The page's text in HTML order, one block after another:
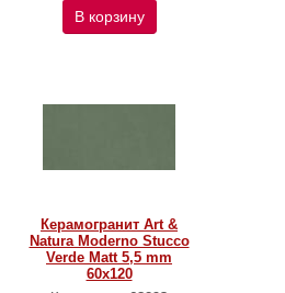
В корзину
Керамогранит Art &
Natura Moderno Stucco
Verde Matt 5,5 mm
60х120